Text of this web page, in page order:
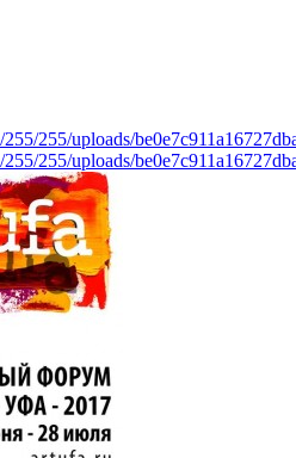
255/uploads/
255/uploads/